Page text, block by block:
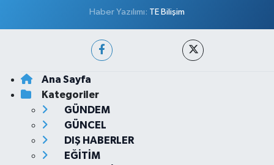
Haber Yazılımı: TE Bilişim
Ana Sayfa
Kategoriler
GÜNDEM
GÜNCEL
DIŞ HABERLER
EĞİTİM